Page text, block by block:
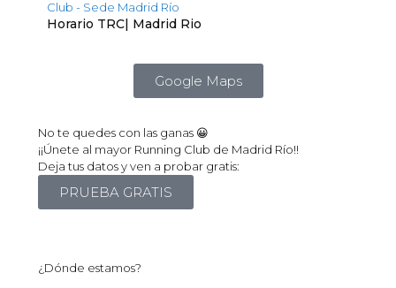
Horario TRC| Madrid Rio
Google Maps
No te quedes con las ganas 😀
¡¡Únete al mayor Running Club de Madrid Río!!
Deja tus datos y ven a probar gratis:
PRUEBA GRATIS
¿Dónde estamos?